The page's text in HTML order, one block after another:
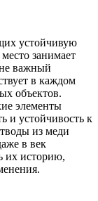
устойчивую
занимает
важный
в каждом
объектов.
элементы
и устойчивость к
из меди
в век
их историю,